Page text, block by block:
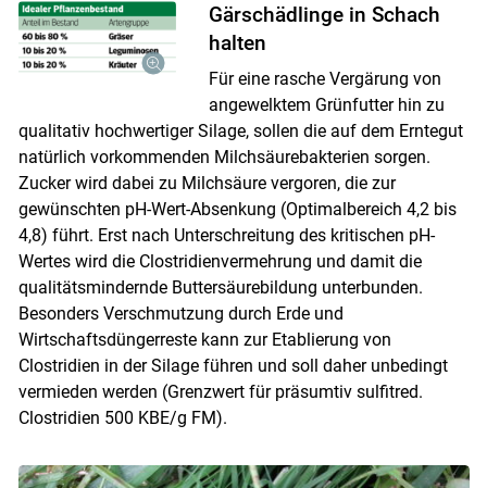
Gärschädlinge in Schach
halten
Für eine rasche Vergärung von
angewelktem Grünfutter hin zu
qualitativ hochwertiger Silage, sollen die auf dem Erntegut
natürlich vorkommenden Milchsäurebakterien sorgen.
Zucker wird dabei zu Milchsäure vergoren, die zur
gewünschten pH-Wert-Absenkung (Optimalbereich 4,2 bis
4,8) führt. Erst nach Unterschreitung des kritischen pH-
Wertes wird die Clostridienvermehrung und damit die
qualitätsmindernde Buttersäurebildung unterbunden.
Besonders Verschmutzung durch Erde und
Wirtschaftsdüngerreste kann zur Etablierung von
Clostridien in der Silage führen und soll daher unbedingt
vermieden werden (Grenzwert für präsumtiv sulfitred.
Clostridien 500 KBE/g FM).